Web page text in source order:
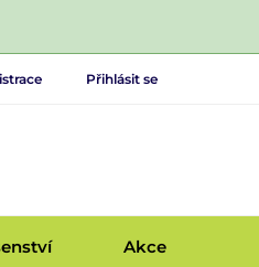
Přihlásit se
Akce